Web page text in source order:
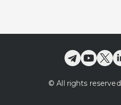
© All rights reserved